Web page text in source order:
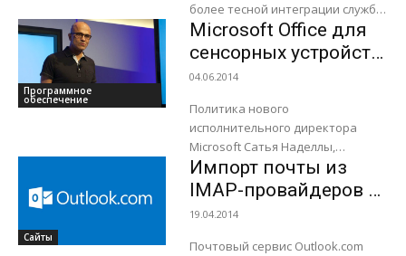
более тесной интеграции службы
Dropbox с Office. Неожиданный
альянс станет плюсом для
пользователей Dropbox,
которые...
Программное
обеспечение
Microsoft Office для
сенсорных устройств
может появиться
платформе Android
раньше, чем для
Windows
04.06.2014
Политика нового
исполнительного директора
Microsoft Сатья Наделлы,
назначенного на должность в
феврале этого года, нацелена на
расширение линейки своих
продуктов на все платформы.
Об...
Сайты
Импорт почты из
IMAP-провайдеров в
Outlook.com
19.04.2014
Почтовый сервис Outlook.com